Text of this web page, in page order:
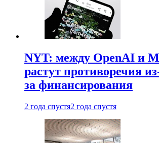
NYT: между OpenAI и
растут противоречия
за финансирования
2 года спустя2 года спустя